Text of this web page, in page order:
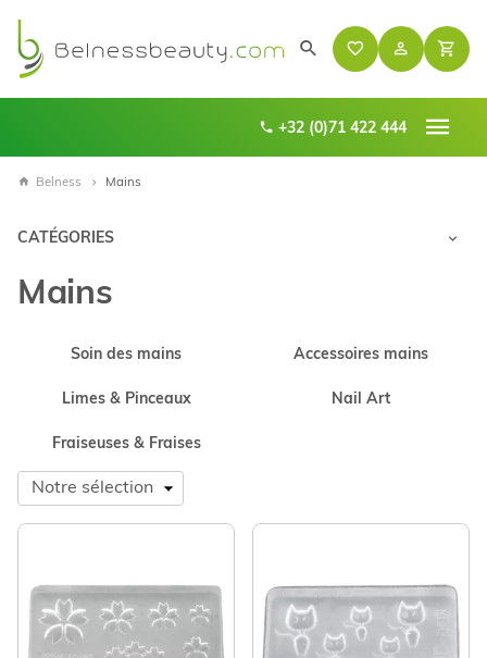
+32 (0)71 422 444
Belness Mains
CATÉGORIES
Mains
Sous-
catégories
Soin des mains Accessoires mains
Limes & Pinceaux Nail Art
Fraiseuses & Fraises
Trier